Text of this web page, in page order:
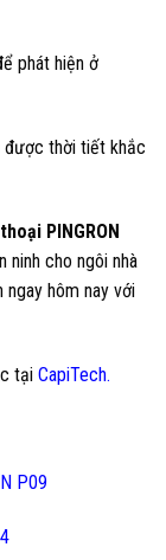
phát hiện ở
được thời tiết khắc
PINGRON
ninh cho ngôi nhà
ngay hôm nay với
tại CapiTech.
P09